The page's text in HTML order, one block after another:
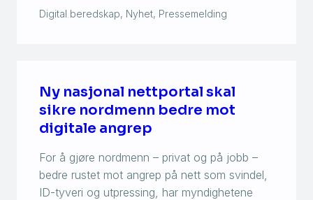
Digital beredskap, Nyhet, Pressemelding
Ny nasjonal nettportal skal
sikre nordmenn bedre mot
digitale angrep
For å gjøre nordmenn – privat og på jobb –
bedre rustet mot angrep på nett som svindel,
ID-tyveri og utpressing, har myndighetene